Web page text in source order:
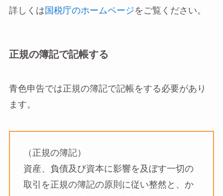
詳しくは 国税庁のホームページをご覧ください。
正規の簿記で記帳する
青色申告では正規の簿記で記帳をする必要があり
ます。
（正規の簿記）
資産、負債及び資本に影響を及ぼす一切の
取引を正規の簿記の原則に従い整然と、か